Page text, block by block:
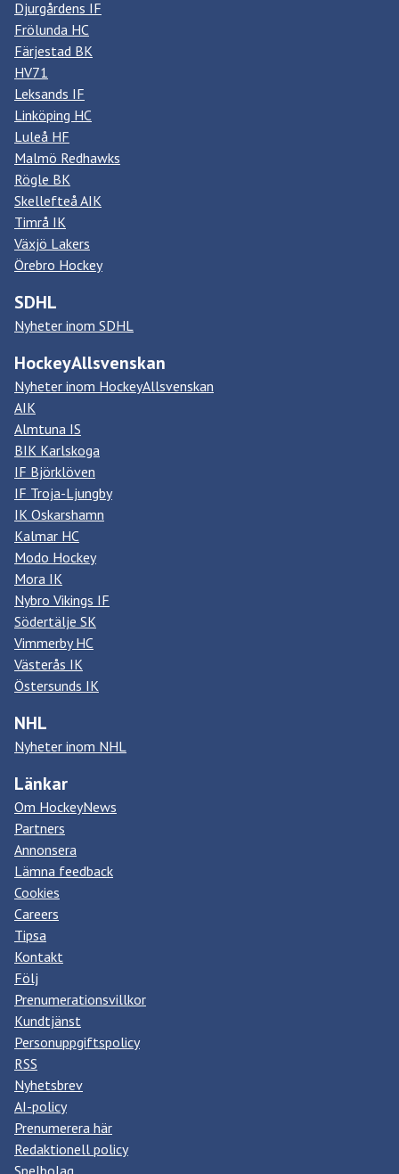
Djurgårdens IF
Frölunda HC
Färjestad BK
HV71
Leksands IF
Linköping HC
Luleå HF
Malmö Redhawks
Rögle BK
Skellefteå AIK
Timrå IK
Växjö Lakers
Örebro Hockey
SDHL
Nyheter inom SDHL
HockeyAllsvenskan
Nyheter inom HockeyAllsvenskan
AIK
Almtuna IS
BIK Karlskoga
IF Björklöven
IF Troja-Ljungby
IK Oskarshamn
Kalmar HC
Modo Hockey
Mora IK
Nybro Vikings IF
Södertälje SK
Vimmerby HC
Västerås IK
Östersunds IK
NHL
Nyheter inom NHL
Länkar
Om HockeyNews
Partners
Annonsera
Lämna feedback
Cookies
Careers
Tipsa
Kontakt
Följ
Prenumerationsvillkor
Kundtjänst
Personuppgiftspolicy
RSS
Nyhetsbrev
AI-policy
Prenumerera här
Redaktionell policy
Spelbolag